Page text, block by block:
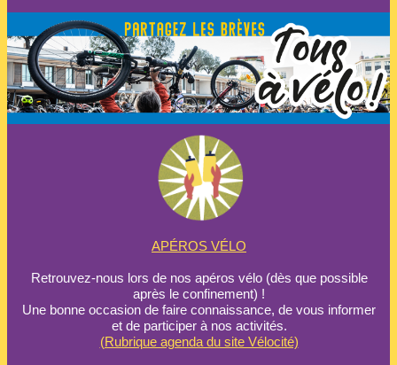
APÉROS VÉLO
Retrouvez-nous lors de nos apéros vélo (dès que possible
après le confinement) !
Une bonne occasion de faire connaissance, de vous informer
et de participer à nos activités.
(Rubrique agenda du site Vélocité)